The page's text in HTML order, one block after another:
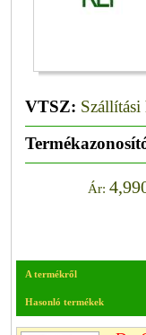
VTSZ:
Ár:
A termékről
Hasonló termékek